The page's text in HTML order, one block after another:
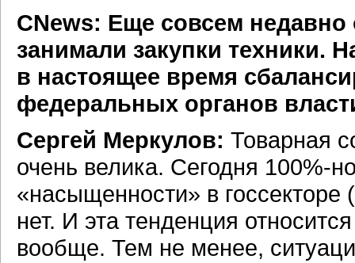
CNews: Еще совсем
занимали закупки техники.
в настоящее время
федеральных органов
Сергей Меркулов: Товарная
очень велика. Сегодня 100%-
«насыщенности» в
нет. И эта тенденция
вообще. Тем не менее,